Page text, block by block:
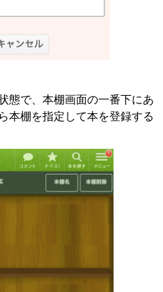
態で、本棚画面の一番下にあ
本棚を指定して本を登録する